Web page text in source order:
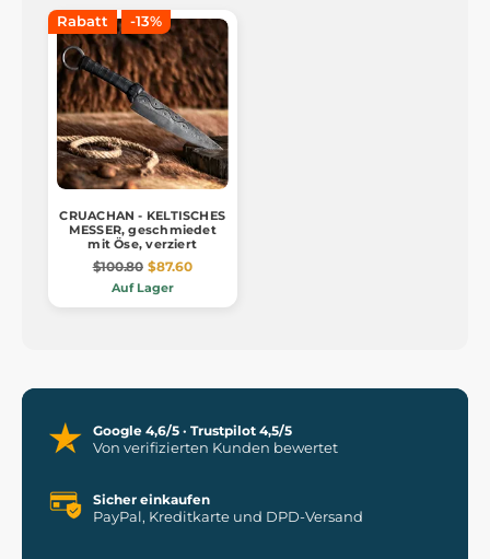
Rabatt -13%
CRUACHAN - KELTISCHES
MESSER, geschmiedet
mit Öse, verziert
$100.80 $87.60
Auf Lager
Google 4,6/5 · Trustpilot 4,5/5
Von verifizierten Kunden bewertet
Sicher einkaufen
PayPal, Kreditkarte und DPD-Versand